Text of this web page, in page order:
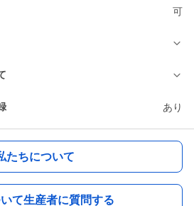
可
あり
たちについて
て生産者に質問する